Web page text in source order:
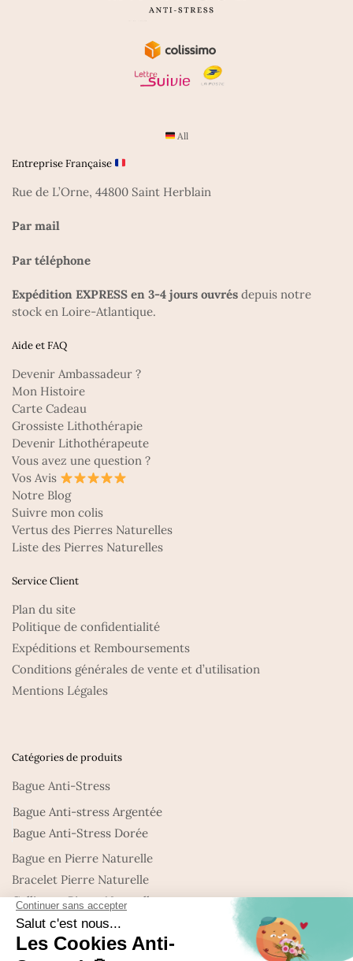
All
Entreprise Française
Rue de L’Orne, 44800 Saint Herblain
Par mail
Par téléphone
Expédition EXPRESS en 3-4 jours ouvrés depuis notre
stock en Loire-Atlantique.
Aide et FAQ
Devenir Ambassadeur ?
Mon Histoire
Carte Cadeau
Grossiste Lithothérapie
Devenir Lithothérapeute
Vous avez une question ?
Vos Avis
Notre Blog
Suivre mon colis
Vertus des Pierres Naturelles
Liste des Pierres Naturelles
Service Client
Plan du site
Politique de confidentialité
Expéditions et Remboursements
Conditions générales de vente et d’utilisation
Mentions Légales
Catégories de produits
Bague Anti-Stress
Bague Anti-stress Argentée
Bague Anti-Stress Dorée
Bague en Pierre Naturelle
Bracelet Pierre Naturelle
Collier en Pierre Naturelle
Nouveautés : Bijoux en Pierre naturelle
Promo